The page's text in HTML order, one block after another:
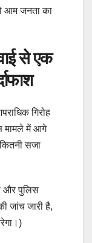
आम जनता का
से एक
गिरोह
मामले में आगे
कितनी सजा
और पुलिस
जांच जारी है,